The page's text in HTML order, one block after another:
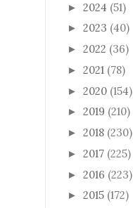
► 2024 (51)
► 2023 (40)
► 2022 (36)
► 2021 (78)
► 2020 (154)
► 2019 (210)
► 2018 (230)
► 2017 (225)
► 2016 (223)
► 2015 (172)